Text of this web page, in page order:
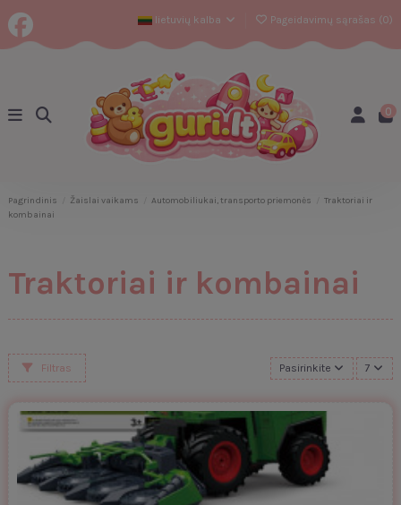
lietuvių kalba Pageidavimų sąrašas (0)
0
Pagrindinis Žaislai vaikams Automobiliukai, transporto priemonės
Traktoriai ir
kombainai
Traktoriai ir kombainai
Filtras Pasirinkite 7